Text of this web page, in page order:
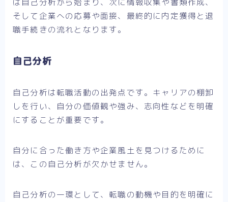
は自己分析から始まり、次に情報収集や書類作成、
そして企業への応募や面接、最終的に内定獲得と退
職手続きの流れとなります。
自己分析
自己分析は転職活動の出発点です。キャリアの棚卸
しを行い、自分の価値観や強み、志向性などを明確
にすることが重要です。
自分に合った働き方や企業風土を見つけるために
は、この自己分析が欠かせません。
自己分析の一環として、転職の動機や目的を明確に